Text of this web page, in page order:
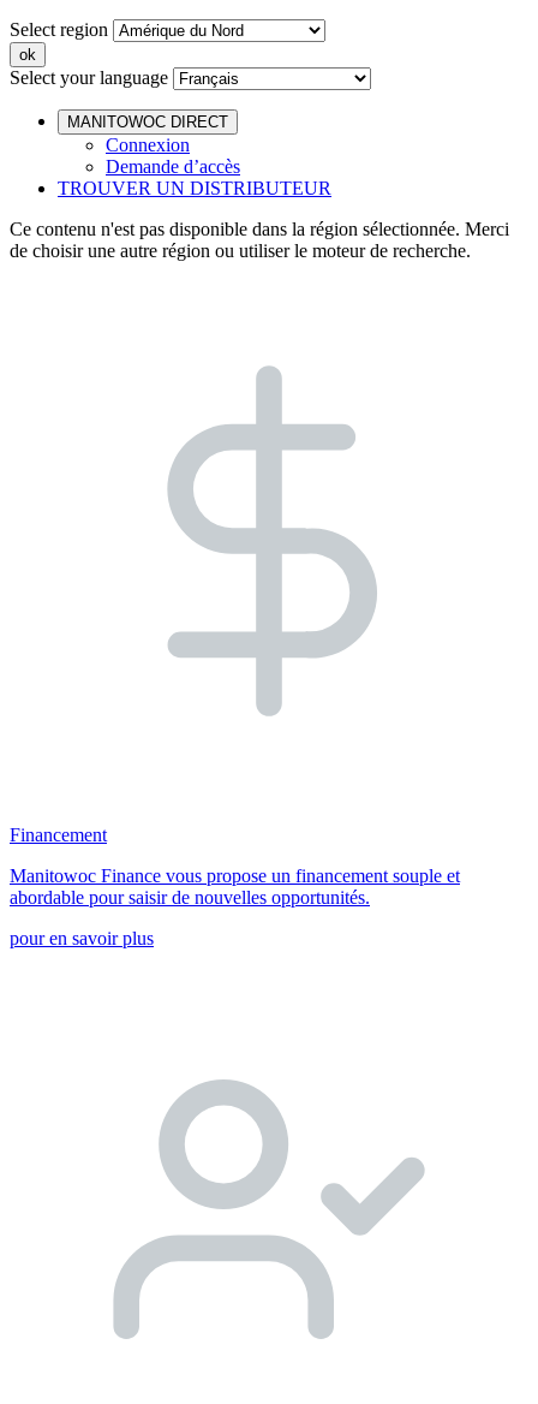
Select region
Select your language
MANITOWOC DIRECT
Connexion
Demande d’accès
TROUVER UN DISTRIBUTEUR
Ce contenu n'est pas disponible dans la région sélectionnée. Merci
de choisir une autre région ou utiliser le moteur de recherche.
Financement
Manitowoc Finance vous propose un financement souple et
abordable pour saisir de nouvelles opportunités.
pour en savoir plus